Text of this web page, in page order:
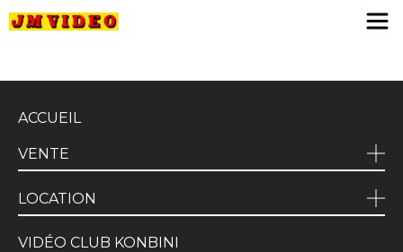
ACCUEIL
VENTE
LOCATION
VIDÉO CLUB KONBINI